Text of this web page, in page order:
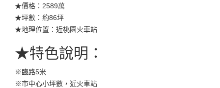
★價格：2589萬
★坪數：約86坪
★地理位置：近桃園火車站
★特色說明：
※臨路5米
※市中心小坪數，近火車站